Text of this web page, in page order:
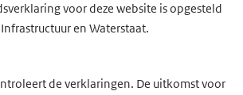
l
voor deze website is opgesteld
en Waterstaat.
de verklaringen. De uitkomst voor